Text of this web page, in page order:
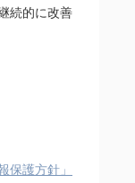
続的に改善
保護方針」